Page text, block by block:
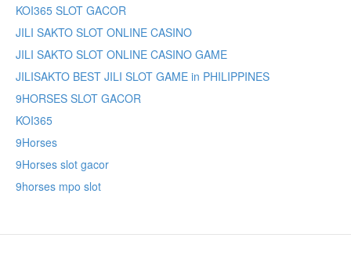
KOI365 SLOT GACOR
JILI SAKTO SLOT ONLINE CASINO
JILI SAKTO SLOT ONLINE CASINO GAME
JILISAKTO BEST JILI SLOT GAME in PHILIPPINES
9HORSES SLOT GACOR
KOI365
9Horses
9Horses slot gacor
9horses mpo slot